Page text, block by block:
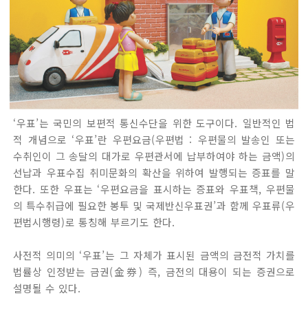
‘우표’는 국민의 보편적 통신수단을 위한 도구이다. 일반적인 법
적 개념으로 ‘우표’란 우편요금(우편법 : 우편물의 발송인 또는
수취인이 그 송달의 대가로 우편관서에 납부하여야 하는 금액)의
선납과 우표수집 취미문화의 확산을 위하여 발행되는 증표를 말
한다. 또한 우표는 ‘우편요금을 표시하는 증표와 우표책, 우편물
의 특수취급에 필요한 봉투 및 국제반신우표권’과 함께 우표류(우
편법시행령)로 통칭해 부르기도 한다.
사전적 의미의 ‘우표’는 그 자체가 표시된 금액의 금전적 가치를
법률상 인정받는 금권(金券) 즉, 금전의 대용이 되는 증권으로
설명될 수 있다.